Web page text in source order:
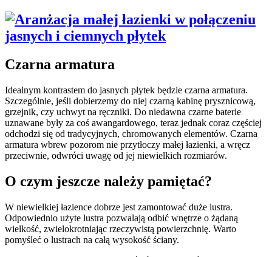
Czarna armatura
Idealnym kontrastem do jasnych płytek będzie czarna armatura.
Szczególnie, jeśli dobierzemy do niej czarną kabinę prysznicową,
grzejnik, czy uchwyt na ręczniki. Do niedawna czarne baterie
uznawane były za coś awangardowego, teraz jednak coraz częściej
odchodzi się od tradycyjnych, chromowanych elementów. Czarna
armatura wbrew pozorom nie przytłoczy małej łazienki, a wręcz
przeciwnie, odwróci uwagę od jej niewielkich rozmiarów.
O czym jeszcze należy pamiętać?
W niewielkiej łazience dobrze jest zamontować duże lustra.
Odpowiednio użyte lustra pozwalają odbić wnętrze o żądaną
wielkość, zwielokrotniając rzeczywistą powierzchnię. Warto
pomyśleć o lustrach na całą wysokość ściany.